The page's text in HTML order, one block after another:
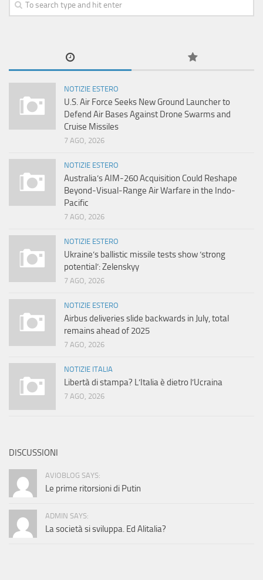
NOTIZIE ESTERO
U.S. Air Force Seeks New Ground Launcher to
Defend Air Bases Against Drone Swarms and
Cruise Missiles
7 AGO, 2026
NOTIZIE ESTERO
Australia’s AIM-260 Acquisition Could Reshape
Beyond-Visual-Range Air Warfare in the Indo-
Pacific
7 AGO, 2026
NOTIZIE ESTERO
Ukraine’s ballistic missile tests show ‘strong
potential’: Zelenskyy
7 AGO, 2026
NOTIZIE ESTERO
Airbus deliveries slide backwards in July, total
remains ahead of 2025
7 AGO, 2026
NOTIZIE ITALIA
Libertà di stampa? L’Italia è dietro l’Ucraina
7 AGO, 2026
DISCUSSIONI
AVIOBLOG SAYS:
Le prime ritorsioni di Putin
ADMIN SAYS:
La società si sviluppa. Ed Alitalia?